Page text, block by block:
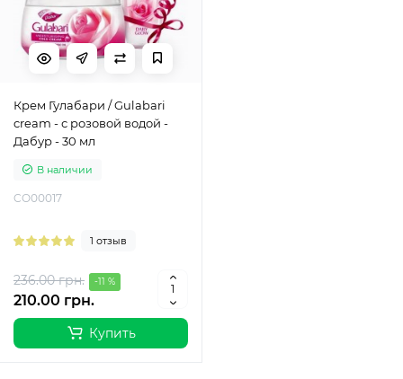
Крем Гулабари / Gulabari
cream - с розовой водой -
Дабур - 30 мл
В наличии
CO00017
1 отзыв
236.00 грн. -11 %
210.00 грн.
Купить